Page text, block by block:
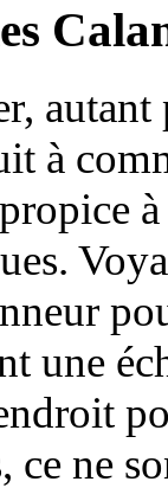
autant
à
une
ce ne